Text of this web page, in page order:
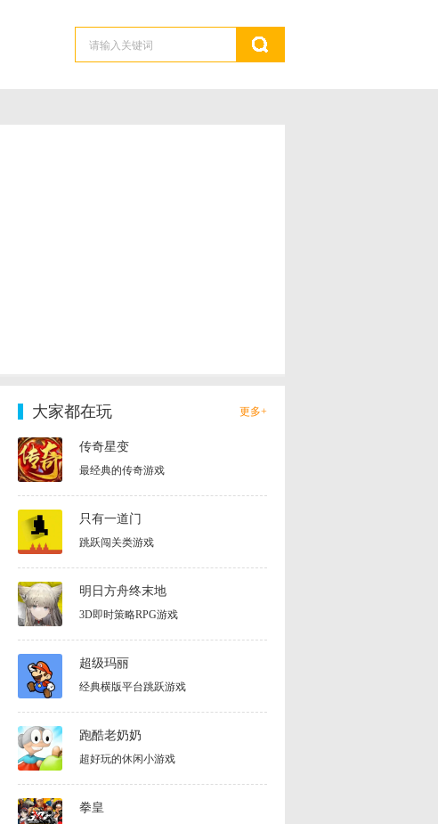
更多+
大家都在玩
传奇星变
最经典的传奇游戏
只有一道门
跳跃闯关类游戏
明日方舟终末地
3D即时策略RPG游戏
超级玛丽
经典横版平台跳跃游戏
跑酷老奶奶
超好玩的休闲小游戏
拳皇